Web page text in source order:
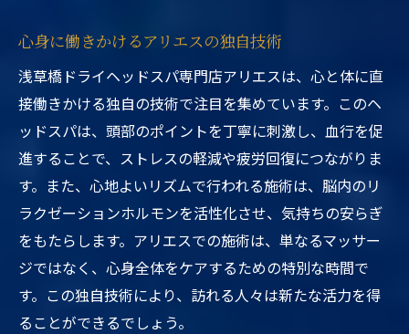
心身に働きかけるアリエスの独自技術
浅草橋ドライヘッドスパ専門店アリエスは、心と体に直
接働きかける独自の技術で注目を集めています。このヘ
ッドスパは、頭部のポイントを丁寧に刺激し、血行を促
進することで、ストレスの軽減や疲労回復につながりま
す。また、心地よいリズムで行われる施術は、脳内のリ
ラクゼーションホルモンを活性化させ、気持ちの安らぎ
をもたらします。アリエスでの施術は、単なるマッサー
ジではなく、心身全体をケアするための特別な時間で
す。この独自技術により、訪れる人々は新たな活力を得
ることができるでしょう。